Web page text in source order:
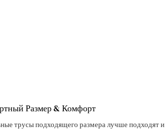
Размер & Комфорт
трусы подходящего размера лучше подходят и